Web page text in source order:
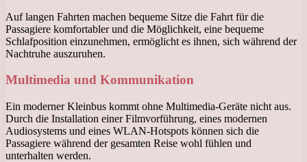
Auf langen Fahrten machen bequeme Sitze die Fahrt für die
Passagiere komfortabler und die Möglichkeit, eine bequeme
Schlafposition einzunehmen, ermöglicht es ihnen, sich während der
Nachtruhe auszuruhen.
Multimedia und Kommunikation
Ein moderner Kleinbus kommt ohne Multimedia-Geräte nicht aus.
Durch die Installation einer Filmvorführung, eines modernen
Audiosystems und eines WLAN-Hotspots können sich die
Passagiere während der gesamten Reise wohl fühlen und
unterhalten werden.